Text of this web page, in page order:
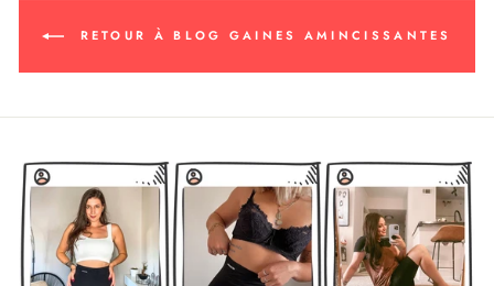
RETOUR À BLOG GAINES AMINCISSANTES